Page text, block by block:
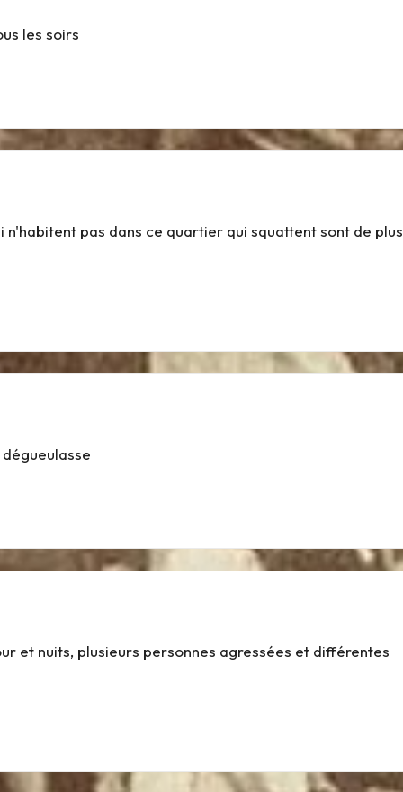
les soirs
pas dans ce quartier qui squattent sont de plus
et nuits, plusieurs personnes agressées et différentes